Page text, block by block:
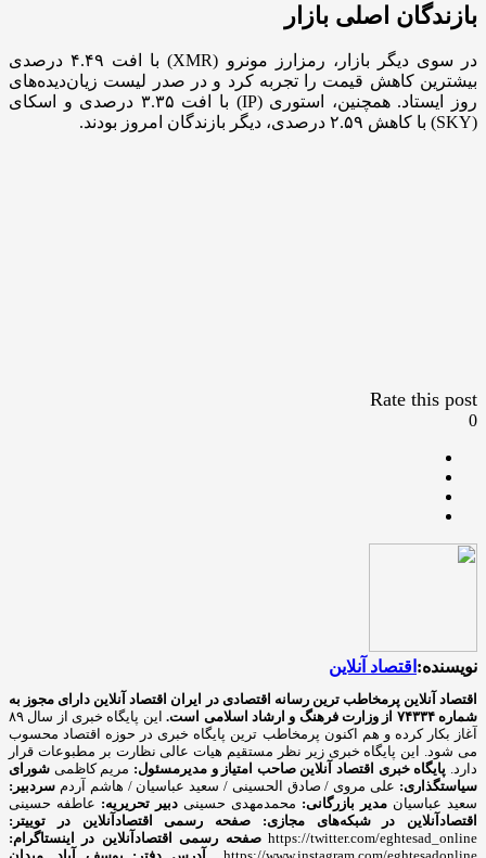
بازندگان اصلی بازار
در سوی دیگر بازار، رمزارز مونرو (XMR) با افت ۴.۴۹ درصدی
بیشترین کاهش قیمت را تجربه کرد و در صدر لیست زیان‌دیده‌های
روز ایستاد. همچنین، استوری (IP) با افت ۳.۳۵ درصدی و اسکای
(SKY) با کاهش ۲.۵۹ درصدی، دیگر بازندگان امروز بودند.
Rate this post
0
نویسنده: اقتصاد آنلاین
اقتصاد آنلاین پرمخاطب ترین رسانه اقتصادی در ایران اقتصاد آنلاین دارای مجوز به
شماره ۷۴۳۳۴ از وزارت فرهنگ و ارشاد اسلامی است.
این پایگاه خبری از سال ۸۹
آغاز بکار کرده و هم اکنون پرمخاطب ترین پایگاه خبری در حوزه اقتصاد محسوب
می شود. این پایگاه خبری زیر نظر مستقیم هیات عالی نظارت بر مطبوعات قرار
دارد. پایگاه خبری اقتصاد آنلاین صاحب امتیاز و مدیرمسئول: مریم کاظمی شورای
سیاستگذاری: علی مروی / صادق الحسینی / سعید عباسیان / هاشم آردم سردبیر:
سعید عباسیان مدیر بازرگانی: محمدمهدی حسینی دبیر تحریریه: عاطفه حسینی
اقتصادآنلاین در شبکه‌های مجازی:
صفحه رسمی اقتصادآنلاین در توییتر:
https://twitter.com/eghtesad_online صفحه رسمی اقتصادآنلاین در اینستاگرام: